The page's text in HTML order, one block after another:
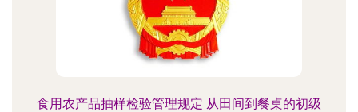
食用农产品抽样检验管理规定 从田间到餐桌的初级